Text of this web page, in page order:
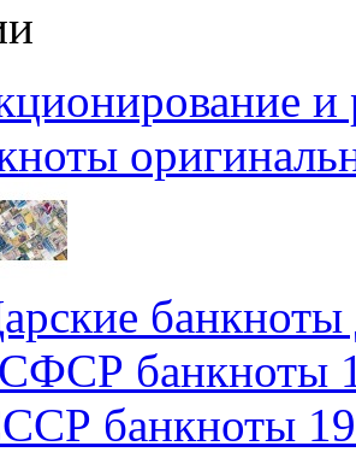
и
банкноты
банкноты